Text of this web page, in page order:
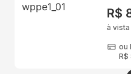
R$
à
ou
R$